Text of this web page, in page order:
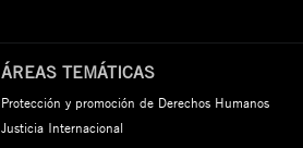
ÁREAS TEMÁTICAS
Protección y promoción de Derechos Humanos
Justicia Internacional